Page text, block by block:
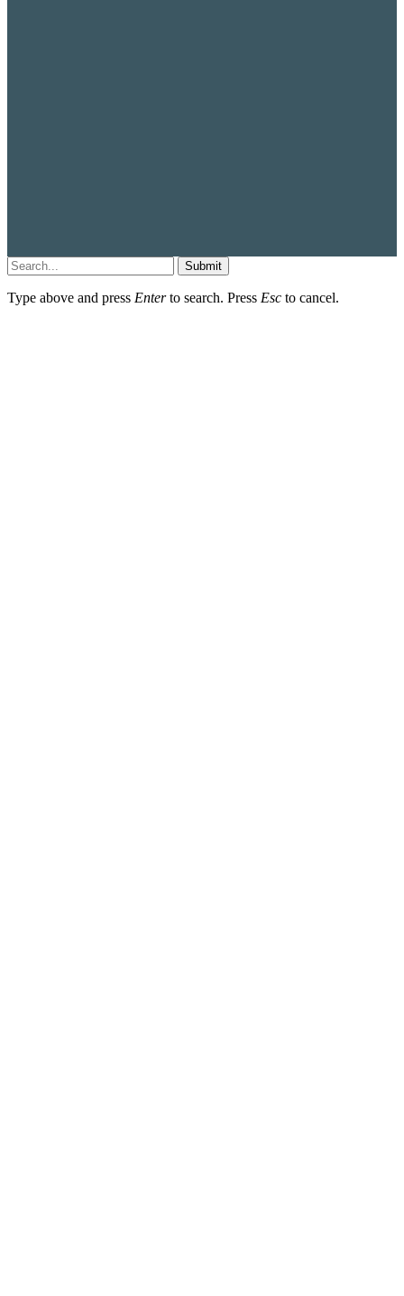
Submit
Type above and press Enterto search. Press Esc to cancel.